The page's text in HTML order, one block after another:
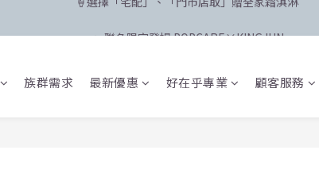
🍦選擇「宅配」、「門市店取」贈全家霜淇淋
族群需求 最新優惠 好在乎專業 顧客服務